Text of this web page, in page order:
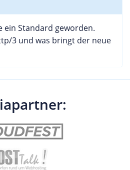
Standard geworden.
3 und was bringt der neue